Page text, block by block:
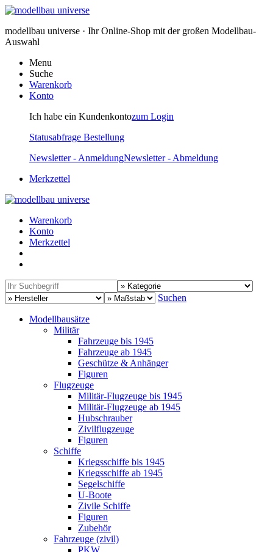
modellbau universe · Ihr Online-Shop mit der großen Modellbau-
Auswahl
Menu
Suche
Warenkorb
Konto
Ich habe ein Kundenkontozum Login
Statusabfrage Bestellung
Newsletter - AnmeldungNewsletter - Abmeldung
Merkzettel
Warenkorb
Konto
Merkzettel
Suchen
Modellbausätze
Militär
Fahrzeuge bis 1945
Fahrzeuge ab 1945
Geschütze & Anhänger
Figuren
Flugzeuge
Militär-Flugzeuge bis 1945
Militär-Flugzeuge ab 1945
Hubschrauber
Zivilflugzeuge
Figuren
Schiffe
Kriegsschiffe bis 1945
Kriegsschiffe ab 1945
Segelschiffe
U-Boote
Zivile Schiffe
Figuren
Zubehör
Fahrzeuge (zivil)
PKW